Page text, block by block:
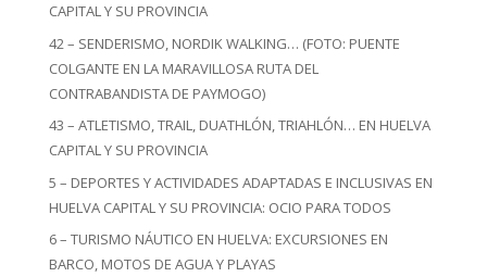
CAPITAL Y SU PROVINCIA
42 – SENDERISMO, NORDIK WALKING… (FOTO: PUENTE
COLGANTE EN LA MARAVILLOSA RUTA DEL
CONTRABANDISTA DE PAYMOGO)
43 – ATLETISMO, TRAIL, DUATHLÓN, TRIAHLÓN… EN HUELVA
CAPITAL Y SU PROVINCIA
5 – DEPORTES Y ACTIVIDADES ADAPTADAS E INCLUSIVAS EN
HUELVA CAPITAL Y SU PROVINCIA: OCIO PARA TODOS
6 – TURISMO NÁUTICO EN HUELVA: EXCURSIONES EN
BARCO, MOTOS DE AGUA Y PLAYAS